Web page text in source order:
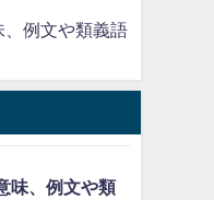
、例文や類義語
味、例文や類